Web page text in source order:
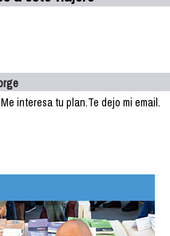
interesa tu plan.Te dejo mi email.